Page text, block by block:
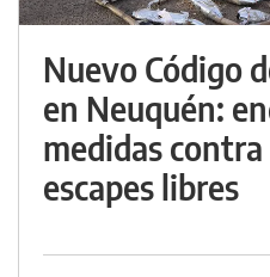
Nuevo Código
en Neuquén:
medidas
escapes libres